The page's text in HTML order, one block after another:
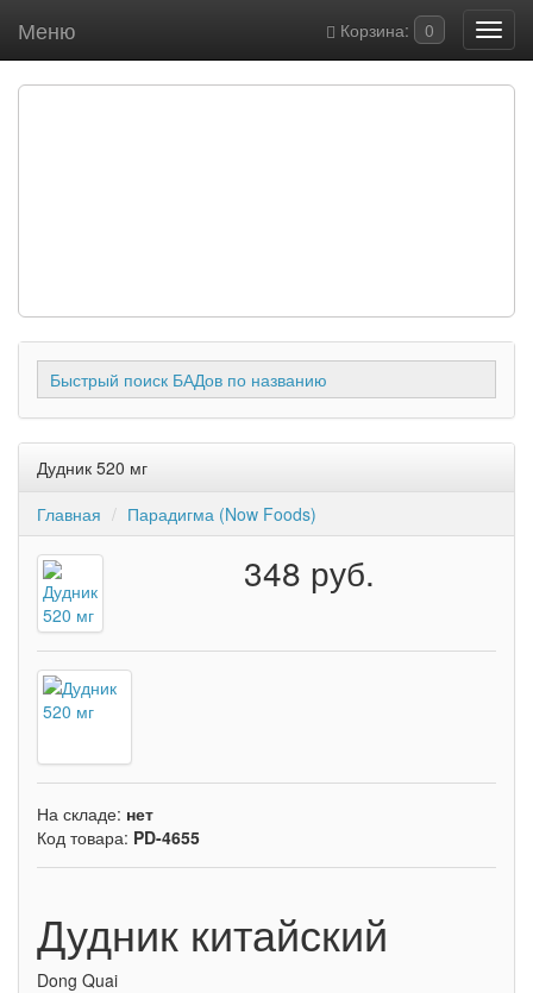
Корзина: 0
Меню
Быстрый поиск БАДов по названию
Дудник 520 мг
Главная
Парадигма (Now Foods)
348 руб.
На складе: нет
Код товара: PD-4655
Дудник китайский
Dong Quai